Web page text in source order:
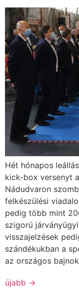
Hét hónapos
kick-box versenyt
Nádudvaron
felkészülési
pedig több mint
szigorú
visszajelzések
szándékukban a
az országos
újabb →